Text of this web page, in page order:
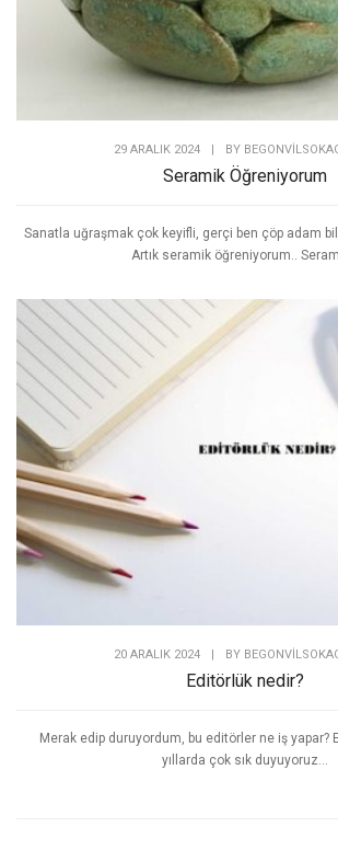
29 ARALIK 2024 | BY
Seramik Öğreniyorum
Sanatla uğraşmak çok keyifli, gerçi ben çöp adam
Artık seramik öğreniyorum..
20 ARALIK 2024 BY
Editörlük nedir?
Merak edip duruyordum, bu editörler ne iş yapar?
yıllarda çok sık duyuyoruz...